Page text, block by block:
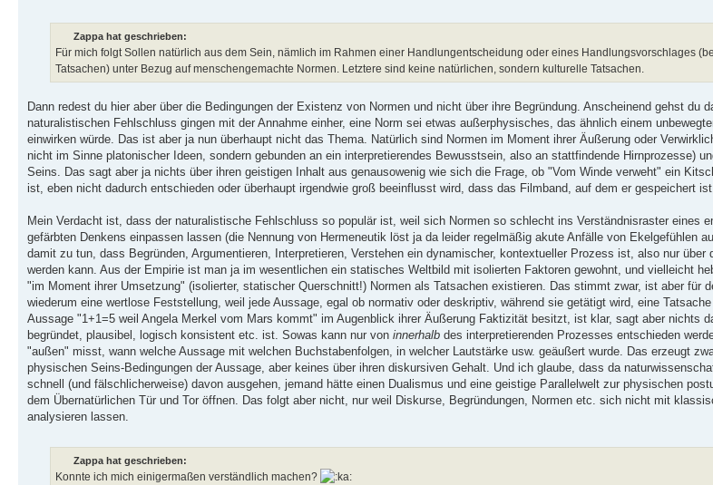
Zappa hat geschrieben:
Für mich folgt Sollen natürlich aus dem Sein, nämlich im Rahmen einer Handlungentscheidung oder eines Handlungsvorschlages
Tatsachen) unter Bezug auf menschengemachte Normen. Letztere sind keine natürlichen, sondern kulturelle Tatsachen.
Dann redest du hier aber über die Bedingungen der Existenz von Normen und nicht über ihre Begründung. Anscheinend gehst du
naturalistischen Fehlschluss gingen mit der Annahme einher, eine Norm sei etwas außerphysisches, das ähnlich einem
einwirken würde. Das ist aber ja nun überhaupt nicht das Thema. Natürlich sind Normen im Moment ihrer Äußerung oder
nicht im Sinne platonischer Ideen, sondern gebunden an ein interpretierendes Bewusstsein, also an stattfindende Hirnprozesse)
Seins. Das sagt aber ja nichts über ihren geistigen Inhalt aus genausowenig wie sich die Frage, ob "Vom Winde verweht" ein
ist, eben nicht dadurch entschieden oder überhaupt irgendwie groß beeinflusst wird, dass das Filmband, auf dem er gespeichert
Mein Verdacht ist, dass der naturalistische Fehlschluss so populär ist, weil sich Normen so schlecht ins Verständnisraster eines
gefärbten Denkens einpassen lassen (die Nennung von Hermeneutik löst ja da leider regelmäßig akute Anfälle von Ekelgefühlen
damit zu tun, dass Begründen, Argumentieren, Interpretieren, Verstehen ein dynamischer, kontextueller Prozess ist, also nur
werden kann. Aus der Empirie ist man ja im wesentlichen ein statisches Weltbild mit isolierten Faktoren gewohnt, und vielleicht
"im Moment ihrer Umsetzung" (isolierter, statischer Querschnitt!) Normen als Tatsachen existieren. Das stimmt zwar, ist aber für
wiederum eine wertlose Feststellung, weil jede Aussage, egal ob normativ oder deskriptiv, während sie getätigt wird, eine
Aussage "1+1=5 weil Angela Merkel vom Mars kommt" im Augenblick ihrer Äußerung Faktizität besitzt, ist klar, sagt aber nichts
begründet, plausibel, logisch konsistent etc. ist. Sowas kann nur von innerhalb des interpretierenden Prozesses entschieden
"außen" misst, wann welche Aussage mit welchen Buchstabenfolgen, in welcher Lautstärke usw. geäußert wurde. Das erzeugt
physischen Seins-Bedingungen der Aussage, aber keines über ihren diskursiven Gehalt. Und ich glaube, dass da
schnell (und fälschlicherweise) davon ausgehen, jemand hätte einen Dualismus und eine geistige Parallelwelt zur physischen
dem Übernatürlichen Tür und Tor öffnen. Das folgt aber nicht, nur weil Diskurse, Begründungen, Normen etc. sich nicht mit
analysieren lassen.
Zappa hat geschrieben:
Konnte ich mich einigermaßen verständlich machen?